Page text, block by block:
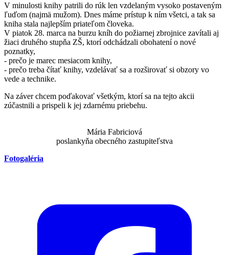
V minulosti knihy patrili do rúk len vzdelaným vysoko postaveným
ľuďom (najmä mužom). Dnes máme prístup k ním všetci, a tak sa
kniha stala najlepším priateľom človeka.
V piatok 28. marca na burzu kníh do požiarnej zbrojnice zavítali aj
žiaci druhého stupňa ZŠ, ktorí odchádzali obohatení o nové
poznatky,
- prečo je marec mesiacom knihy,
- prečo treba čítať knihy, vzdelávať sa a rozširovať si obzory vo
vede a technike.
Na záver chcem poďakovať všetkým, ktorí sa na tejto akcii
zúčastnili a prispeli k jej zdarnému priebehu.
Mária Fabriciová
poslankyňa obecného zastupiteľstva
Fotogaléria